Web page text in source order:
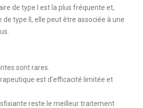
de type I est la plus fréquente et,
type II, elle peut être associée à une
sont rares.
est d’efficacité limitée et
reste le meilleur traitement